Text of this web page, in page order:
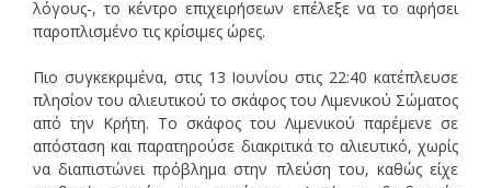
λόγους-, το κέντρο επιχειρήσεων επέλεξε να το αφήσει
παροπλισμένο τις κρίσιμες ώρες.
Πιο συγκεκριμένα, στις 13 Ιουνίου στις 22:40 κατέπλευσε
πλησίον του αλιευτικού το σκάφος του Λιμενικού Σώματος
από την Κρήτη. Το σκάφος του Λιμενικού παρέμενε σε
απόσταση και παρατηρούσε διακριτικά το αλιευτικό, χωρίς
να διαπιστώνει πρόβλημα στην πλεύση του, καθώς είχε